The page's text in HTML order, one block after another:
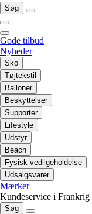
Søg
Gode tilbud
Nyheder
Sko
Tøjtekstil
Balloner
Beskyttelser
Supporter
Lifestyle
Udstyr
Beach
Fysisk vedligeholdelse
Udsalgsvarer
Mærker
Kundeservice i Frankrig
Søg